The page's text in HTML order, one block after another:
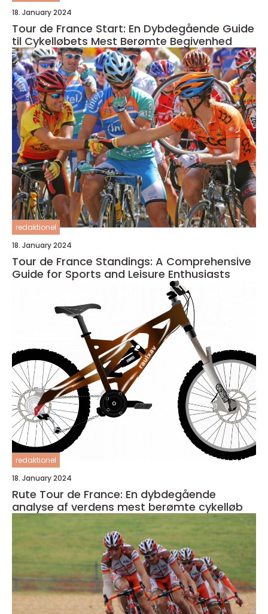
18. January 2024
Tour de France Start: En Dybdegående Guide
til Cykelløbets Mest Berømte Begivenhed
redaktionel
18. January 2024
Tour de France Standings: A Comprehensive
Guide for Sports and Leisure Enthusiasts
redaktionel
18. January 2024
Rute Tour de France: En dybdegående
analyse af verdens mest berømte cykelløb